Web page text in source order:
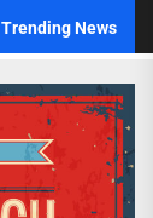
Trending News